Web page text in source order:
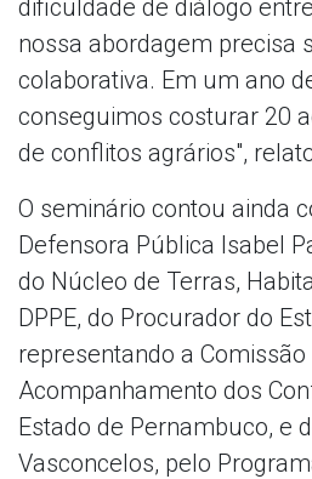
dificuldade de diálogo
nossa abordagem precisa
colaborativa. Em um ano
conseguimos costurar 20
de conflitos agrários",
O seminário contou ainda
Defensora Pública Isabel
do Núcleo de Terras,
DPPE, do Procurador do
representando a
Acompanhamento dos
Estado de Pernambuco, e
Vasconcelos, pelo